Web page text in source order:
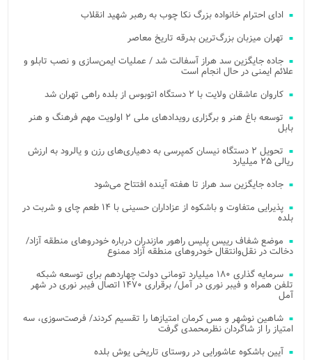
ادای احترام خانواده بزرگ نکا چوب به رهبر شهید انقلاب
تهران میزبان بزرگ‌ترین بدرقه تاریخ معاصر
جاده جایگزین سد هراز آسفالت شد / عملیات ایمن‌سازی و نصب تابلو و
علائم ایمنی در حال انجام است
کاروان عاشقان ولایت با ۲ دستگاه اتوبوس از بلده راهی تهران شد
توسعه باغ هنر و برگزاری رویدادهای ملی ۲ اولویت مهم فرهنگ و هنر
بابل
تحویل ۲ دستگاه نیسان کمپرسی به دهیاری‌های رزن و یالرود به ارزش
ریالی ۲۵ میلیارد
جاده جایگزین سد هراز تا هفته آینده افتتاح می‌شود
پذیرایی متفاوت و باشکوه از عزاداران حسینی با ۱۴ طعم چای و شربت در
بلده
موضع شفاف رییس پلیس راهور مازندران درباره خودروهای منطقه آزاد/
دخالت در نقل‌وانتقال خودروهای منطقه آزاد ممنوع
سرمایه گذاری ۱۸۰ میلیارد تومانی دولت چهاردهم برای توسعه شبکه
تلفن همراه و فیبر نوری در آمل/ برقراری ۱۴۷۰ اتصال فیبر نوری در شهر
آمل
شاهین نوشهر و مس کرمان امتیازها را تقسیم کردند/ فرصت‌سوزی، سه
امتیاز را از شاگردان نظرمحمدی گرفت
آیین باشکوه عاشورایی در روستای تاریخی یوش بلده